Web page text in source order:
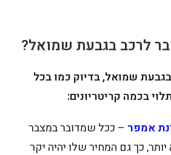
לרכב בגבעת שמואל?
שמואל, בדיוק כמו בכל
בכמה קריטריונים:
אמפר – ככל שמדובר במצבר
כך גם המחיר שלו יהיה יקר